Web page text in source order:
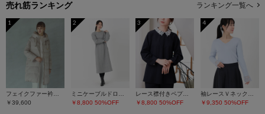
売れ筋ランキング ランキング一覧へ
1
フェイクファー衿ダウンコート
￥39,600
2
ミニケーブルドロストワンピース
￥8,800 50%OFF
3
レース襟付きペプラムプルオーバー
￥8,800 50%OFF
4
袖レースＶネックニット
￥9,350 50%OFF